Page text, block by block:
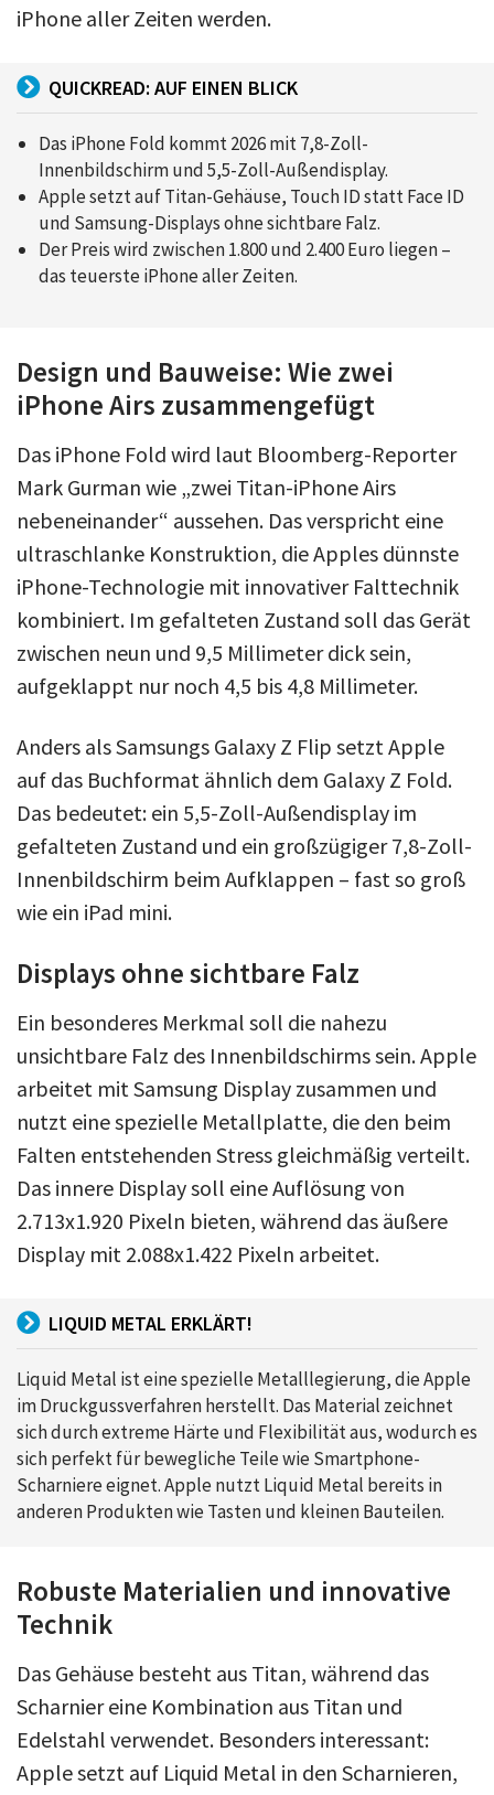
iPhone aller Zeiten werden.
QUICKREAD: AUF EINEN BLICK
Das iPhone Fold kommt 2026 mit 7,8-Zoll-
Innenbildschirm und 5,5-Zoll-Außendisplay.
Apple setzt auf Titan-Gehäuse, Touch ID statt Face ID
und Samsung-Displays ohne sichtbare Falz.
Der Preis wird zwischen 1.800 und 2.400 Euro liegen –
das teuerste iPhone aller Zeiten.
Design und Bauweise: Wie zwei
iPhone Airs zusammengefügt
Das iPhone Fold wird laut Bloomberg-Reporter
Mark Gurman wie „zwei Titan-iPhone Airs
nebeneinander“ aussehen. Das verspricht eine
ultraschlanke Konstruktion, die Apples dünnste
iPhone-Technologie mit innovativer Falttechnik
kombiniert. Im gefalteten Zustand soll das Gerät
zwischen neun und 9,5 Millimeter dick sein,
aufgeklappt nur noch 4,5 bis 4,8 Millimeter.
Anders als Samsungs Galaxy Z Flip setzt Apple
auf das Buchformat ähnlich dem Galaxy Z Fold.
Das bedeutet: ein 5,5-Zoll-Außendisplay im
gefalteten Zustand und ein großzügiger 7,8-Zoll-
Innenbildschirm beim Aufklappen – fast so groß
wie ein iPad mini.
Displays ohne sichtbare Falz
Ein besonderes Merkmal soll die nahezu
unsichtbare Falz des Innenbildschirms sein. Apple
arbeitet mit Samsung Display zusammen und
nutzt eine spezielle Metallplatte, die den beim
Falten entstehenden Stress gleichmäßig verteilt.
Das innere Display soll eine Auflösung von
2.713x1.920 Pixeln bieten, während das äußere
Display mit 2.088x1.422 Pixeln arbeitet.
LIQUID METAL ERKLÄRT!
Liquid Metal ist eine spezielle Metalllegierung, die Apple
im Druckgussverfahren herstellt. Das Material zeichnet
sich durch extreme Härte und Flexibilität aus, wodurch es
sich perfekt für bewegliche Teile wie Smartphone-
Scharniere eignet. Apple nutzt Liquid Metal bereits in
anderen Produkten wie Tasten und kleinen Bauteilen.
Robuste Materialien und innovative
Technik
Das Gehäuse besteht aus Titan, während das
Scharnier eine Kombination aus Titan und
Edelstahl verwendet. Besonders interessant:
Apple setzt auf Liquid Metal in den Scharnieren,